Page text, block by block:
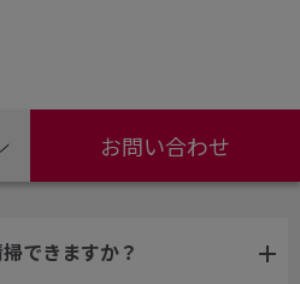
お問い合わせ
できますか？